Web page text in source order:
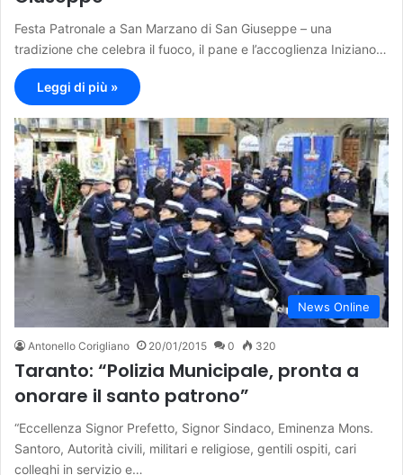
Festa Patronale a San Marzano di San Giuseppe – una
tradizione che celebra il fuoco, il pane e l’accoglienza Iniziano…
Leggi di più »
News Online
Antonello Corigliano 20/01/2015 0 320
Taranto: “Polizia Municipale, pronta a
onorare il santo patrono”
“Eccellenza Signor Prefetto, Signor Sindaco, Eminenza Mons.
Santoro, Autorità civili, militari e religiose, gentili ospiti, cari
colleghi in servizio e…